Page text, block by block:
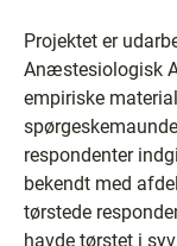
Projektet er
Anæstesiologisk
empiriske
respondenter
bekendt med
tørstede
havde tørstet i